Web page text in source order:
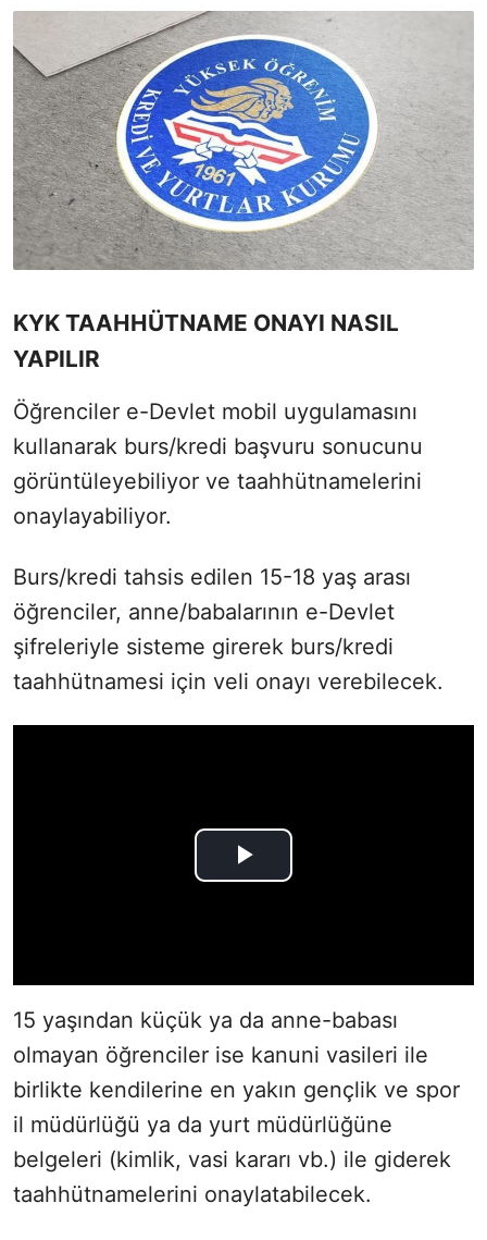
KYK TAAHHÜTNAME ONAYI NASIL
YAPILIR
Öğrenciler e-Devlet mobil uygulamasını
kullanarak burs/kredi başvuru sonucunu
görüntüleyebiliyor ve taahhütnamelerini
onaylayabiliyor.
Burs/kredi tahsis edilen 15-18 yaş arası
öğrenciler, anne/babalarının e-Devlet
şifreleriyle sisteme girerek burs/kredi
taahhütnamesi için veli onayı verebilecek.
15 yaşından küçük ya da anne-babası
olmayan öğrenciler ise kanuni vasileri ile
birlikte kendilerine en yakın gençlik ve spor
il müdürlüğü ya da yurt müdürlüğüne
belgeleri (kimlik, vasi kararı vb.) ile giderek
taahhütnamelerini onaylatabilecek.